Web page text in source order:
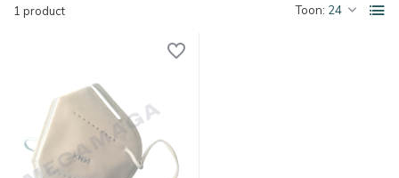
1 product Toon: